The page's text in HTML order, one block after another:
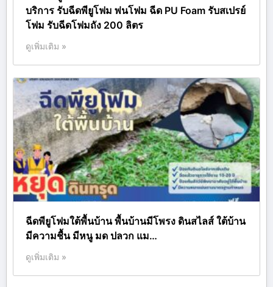
บริการ รับฉีดพียูโฟม พ่นโฟม ฉีด PU Foam รับสเปรย์
โฟม รับฉีดโฟมถัง 200 ลิตร
ดูเพิ่มเติม »
ฉีดพียูโฟมใต้พื้นบ้าน พื้นบ้านมีโพรง ดินสไลส์ ใต้บ้าน
มีความชื้น มีหนู มด ปลวก แม…
ดูเพิ่มเติม »